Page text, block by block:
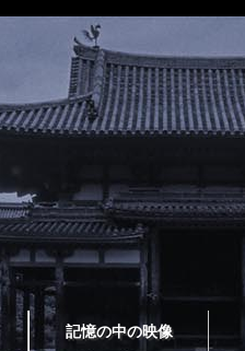
記憶の中の映像